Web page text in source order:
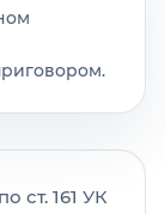
ст. 161 УК